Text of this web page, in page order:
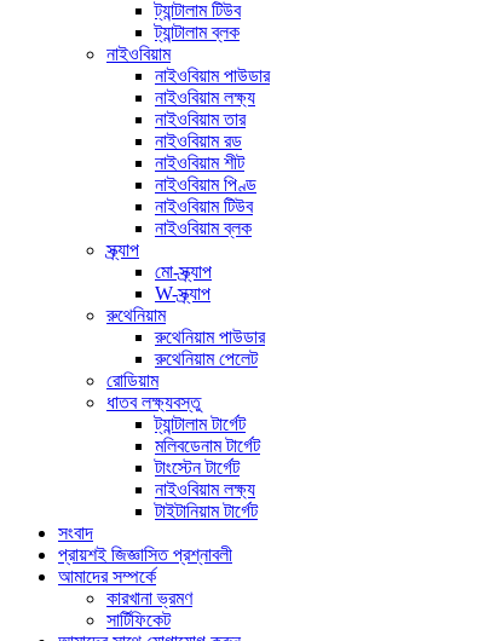
ট্যান্টালাম টিউব
ট্যান্টালাম ব্লক
নাইওবিয়াম
নাইওবিয়াম পাউডার
নাইওবিয়াম লক্ষ্য
নাইওবিয়াম তার
নাইওবিয়াম রড
নাইওবিয়াম শীট
নাইওবিয়াম পিণ্ড
নাইওবিয়াম টিউব
নাইওবিয়াম ব্লক
স্ক্র্যাপ
মো-স্ক্র্যাপ
W-স্ক্র্যাপ
রুথেনিয়াম
রুথেনিয়াম পাউডার
রুথেনিয়াম পেলেট
রোডিয়াম
ধাতব লক্ষ্যবস্তু
ট্যান্টালাম টার্গেট
মলিবডেনাম টার্গেট
টাংস্টেন টার্গেট
নাইওবিয়াম লক্ষ্য
টাইটানিয়াম টার্গেট
সংবাদ
প্রায়শই জিজ্ঞাসিত প্রশ্নাবলী
আমাদের সম্পর্কে
কারখানা ভ্রমণ
সার্টিফিকেট